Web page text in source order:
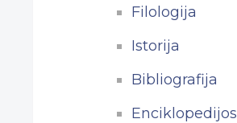
Filologija
Istorija
Bibliografija
Enciklopedijos